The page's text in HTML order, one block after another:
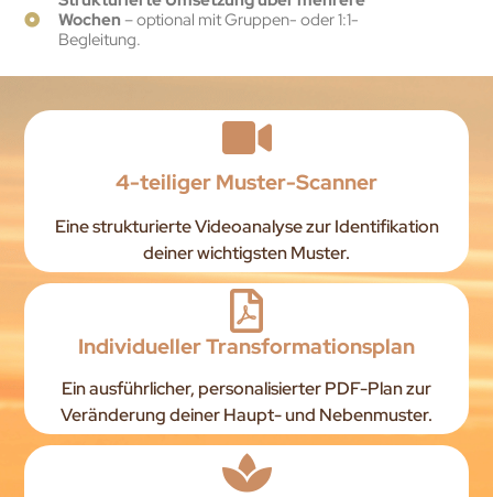
Wochen – optional mit Gruppen- oder 1:1-
Begleitung.
4-teiliger Muster-Scanner
Eine strukturierte Videoanalyse zur Identifikation
deiner wichtigsten Muster.
Individueller Transformationsplan
Ein ausführlicher, personalisierter PDF-Plan zur
Veränderung deiner Haupt- und Nebenmuster.